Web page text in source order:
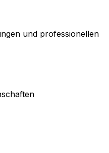
und professionellen